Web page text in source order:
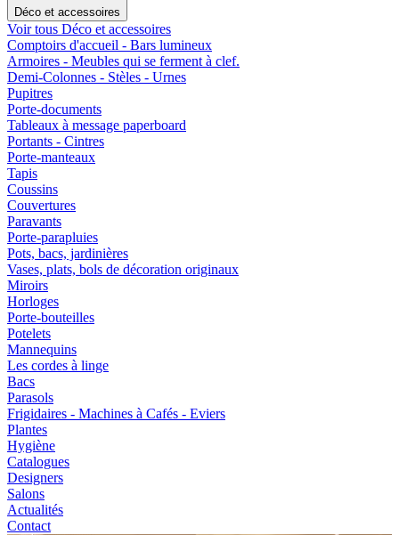
Déco et accessoires
Voir tous Déco et accessoires
Comptoirs d'accueil - Bars lumineux
Armoires - Meubles qui se ferment à clef.
Demi-Colonnes - Stèles - Urnes
Pupitres
Porte-documents
Tableaux à message paperboard
Portants - Cintres
Porte-manteaux
Tapis
Coussins
Couvertures
Paravants
Porte-parapluies
Pots, bacs, jardinières
Vases, plats, bols de décoration originaux
Miroirs
Horloges
Porte-bouteilles
Potelets
Mannequins
Les cordes à linge
Bacs
Parasols
Frigidaires - Machines à Cafés - Eviers
Plantes
Hygiène
Catalogues
Designers
Salons
Actualités
Contact